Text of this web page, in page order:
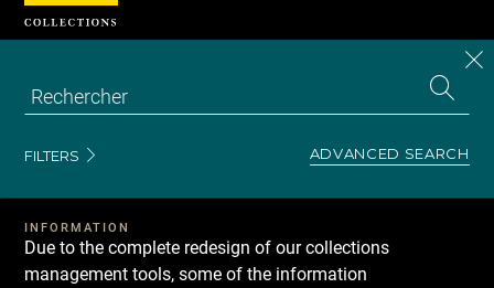
FILTERS ADVANCED SEARCH
INFORMATION
Due to the complete redesign of our collections
management tools, some of the information
Cookies management panel